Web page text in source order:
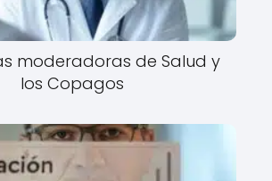
moderadoras de Salud y
los Copagos